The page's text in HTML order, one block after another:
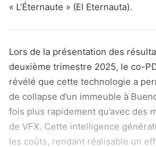
« L’Éternaute » (El Eternauta).
Lors de la présentation des
deuxième trimestre 2025, le co-
révélé que cette technologie a
de collapse d’un immeuble à
fois plus rapidement qu’avec des
de VFX. Cette intelligence
les coûts, rendant réalisable un